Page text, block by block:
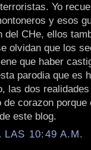
Yo
y esos
del CHe, ellos
olvidan que los
que haber
parodia que es
las dos
corazon porque
este blog.
LAS 10:49 A.M.